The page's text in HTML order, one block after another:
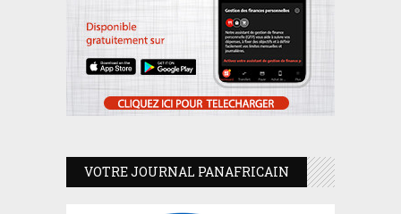
VOTRE JOURNAL PANAFRICAIN